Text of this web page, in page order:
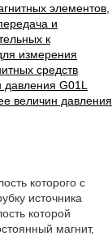
элементов,
и
к
измерения
средств
G01L
величин давления
которого с
источника
которой
магнит,